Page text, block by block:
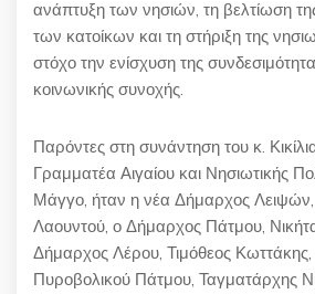
ανάπτυξη των νησιών, τη βελτίωση
των κατοίκων και τη στήριξη της
στόχο την ενίσχυση της
κοινωνικής συνοχής.
Παρόντες στη συνάντηση του κ.
Γραμματέα Αιγαίου και Νησιωτικής
Μάγγο, ήταν η νέα Δήμαρχος Λειψών,
Λαουντού, ο Δήμαρχος Πάτμου,
Δήμαρχος Λέρου, Τιμόθεος Κωττάκης,
Πυροβολικού Πάτμου, Ταγματάρχης